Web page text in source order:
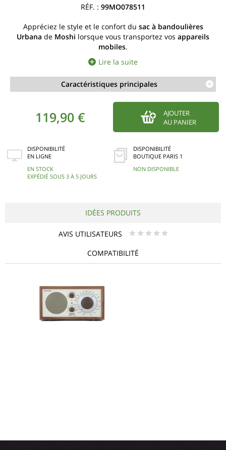
99MO078511
Appréciez le style et le confort du sac à bandoulières
Urbana de Moshi lorsque vous transportez vos appareils
mobiles.
Lire la suite
Caractéristiques principales
119,90 €
AJOUTER
AU PANIER
DISPONIBILITÉ
EN LIGNE
EN STOCK
EXPÉDIÉ SOUS 3 À 5 JOURS
DISPONIBILITÉ
BOUTIQUE PARIS 1
NON DISPONIBLE
IDÉES PRODUITS
AVIS UTILISATEURS * * * * *
COMPATIBILITÉ